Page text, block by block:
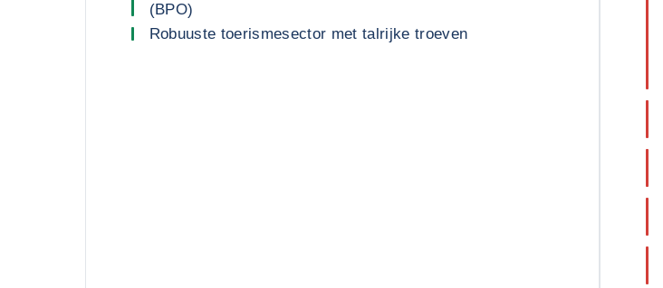
(BPO)
Robuuste toerismesector met talrijke troeven